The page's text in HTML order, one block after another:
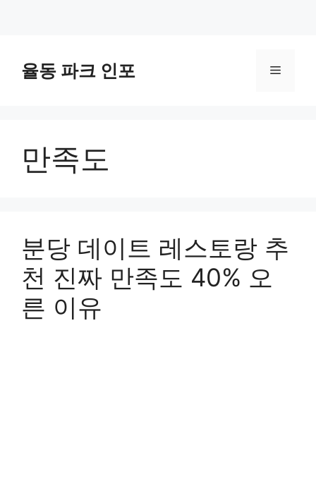
율동 파크 인포 메
만족도
분당 데이트 레스토랑 추
천 진짜 만족도 40% 오
른 이유